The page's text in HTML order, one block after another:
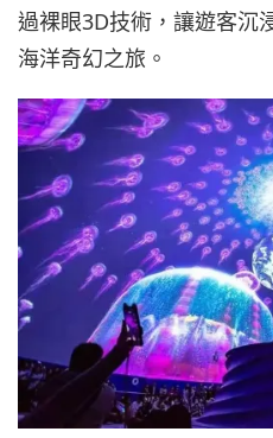
過裸眼3D技術，讓遊客沉
海洋奇幻之旅。